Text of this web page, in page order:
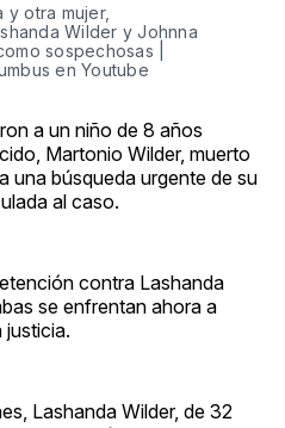
y otra mujer,
Wilder y Johnna
sospechosas |
en Youtube
a un niño de 8 años
Martonio Wilder, muerto
una búsqueda urgente de su
al caso.
contra Lashanda
se enfrentan ahora a
Lashanda Wilder, de 32